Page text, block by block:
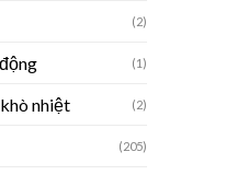
(2)
(1)
nhiệt (2)
(205)